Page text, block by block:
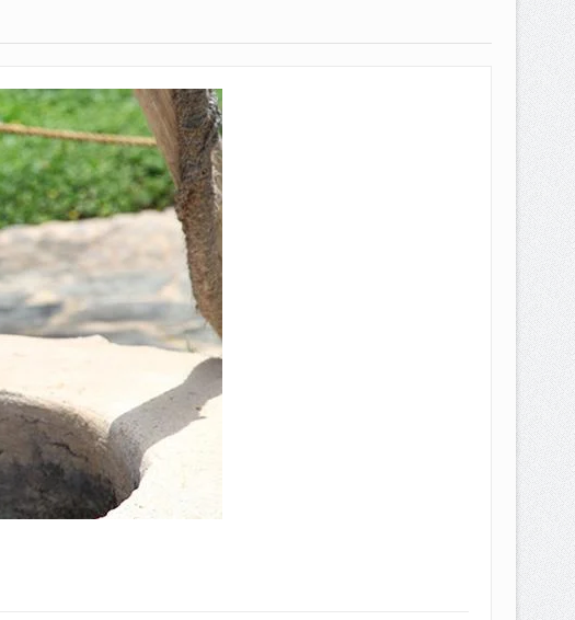
KEPEMILIKANNYA BERUBAH
ZAKAT DENGAN CARA MENGANGSUR